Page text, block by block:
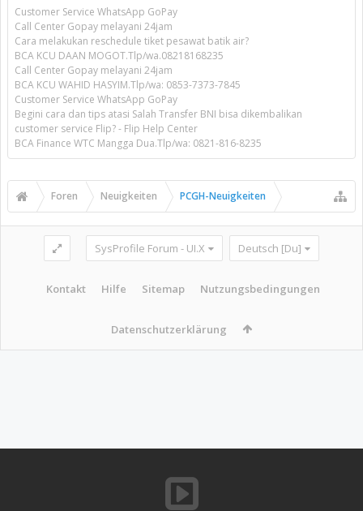
Customer Service WhatsApp GoPay
Call Center Gopay melayani 24jam
Cara melakukan reschedule tiket pesawat batik air?
BCA KCU DAAN MOGOT.Tlp/wa.08218168235
Call Center Gopay melayani 24jam
BCA KCU WAHID HASYIM.Tlp/wa: 0853-7373-7845
Customer Service WhatsApp GoPay
Begini cara dan tips atasi Salah Transfer BNI bisa dikembalikan
customer service Flip? - Flip Help Center
BCA Finance WTC Mangga Dua.Tlp/wa: 0821-816-8235
Foren Neuigkeiten PCGH-Neuigkeiten
SysProfile Forum - UI.X Deutsch [Du]
Kontakt Hilfe Sitemap Nutzungsbedingungen
Datenschutzerklärung